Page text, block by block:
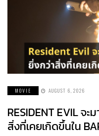
MOVIE AUGUST 6, 2026
RESIDENT EVIL จ
สิ่งที่เคยเกิดขึ้นใน